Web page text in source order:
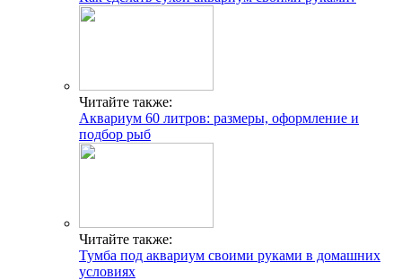
Читайте также:
Аквариум 60 литров: размеры, оформление и
подбор рыб
Читайте также:
Тумба под аквариум своими руками в домашних
условиях